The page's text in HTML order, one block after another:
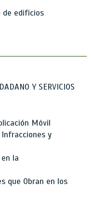
de edificios
Y SERVICIOS
Móvil
y
la
que Obran en los